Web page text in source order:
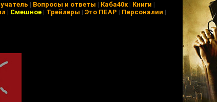
| Вопросы и ответы | Каба40к| Книги |
| Смешное | Трейлеры | Это ПЕАР | Персоналии |